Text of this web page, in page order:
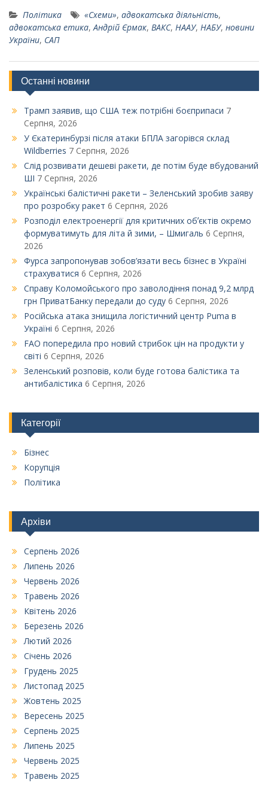
Політика «Схеми», адвокатська діяльність,
адвокатська етика,Андрій Єрмак, ВАКС, НААУ, НАБУ, новини
України, САП
Останні новини
Трамп заявив, що США теж потрібні боєприпаси 7
Серпня, 2026
У Єкатеринбурзі після атаки БПЛА загорівся склад
Wildberries 7 Серпня, 2026
Слід розвивати дешеві ракети, де потім буде вбудований
ШІ 7 Серпня, 2026
Українські балістичні ракети – Зеленський зробив заяву
про розробку ракет 6 Серпня, 2026
Розподіл електроенергії для критичних обʼєктів окремо
формуватимуть для літа й зими, – Шмигаль 6 Серпня,
2026
Фурса запропонував зобов’язати весь бізнес в Україні
страхуватися 6 Серпня, 2026
Справу Коломойського про заволодіння понад 9,2 млрд
грн ПриватБанку передали до суду 6 Серпня, 2026
Російська атака знищила логістичний центр Puma в
Україні 6 Серпня, 2026
FAO попередила про новий стрибок цін на продукти у
світі 6 Серпня, 2026
Зеленський розповів, коли буде готова балістика та
антибалістика 6 Серпня, 2026
Категорії
Бізнес
Корупція
Політика
Архіви
Серпень 2026
Липень 2026
Червень 2026
Травень 2026
Квітень 2026
Березень 2026
Лютий 2026
Січень 2026
Грудень 2025
Листопад 2025
Жовтень 2025
Вересень 2025
Серпень 2025
Липень 2025
Червень 2025
Травень 2025